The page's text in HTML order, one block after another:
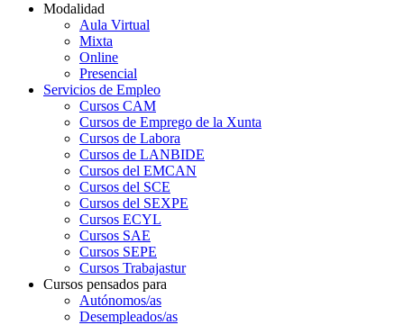
Modalidad
Aula Virtual
Mixta
Online
Presencial
Servicios de Empleo
Cursos CAM
Cursos de Emprego de la Xunta
Cursos de Labora
Cursos de LANBIDE
Cursos del EMCAN
Cursos del SCE
Cursos del SEXPE
Cursos ECYL
Cursos SAE
Cursos SEPE
Cursos Trabajastur
Cursos pensados para
Autónomos/as
Desempleados/as